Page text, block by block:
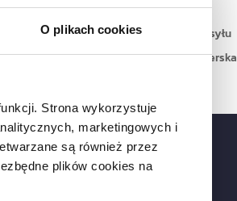
O plikach cookies
Strona wykorzystuje
marketingowych i
są również przez
plików cookies na
przedsiębiorcy
Służebność przesyłu
Umowa deweloperska